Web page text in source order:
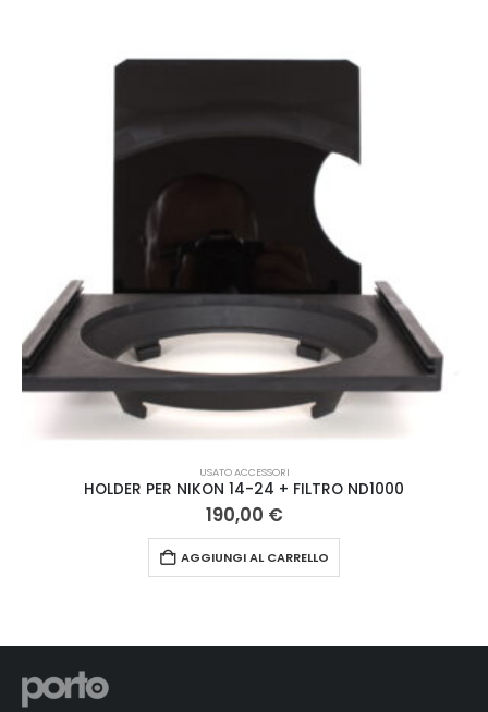
USATO ACCESSORI
HOLDER PER NIKON 14-24 + FILTRO ND1000
190,00 €
AGGIUNGI AL CARRELLO